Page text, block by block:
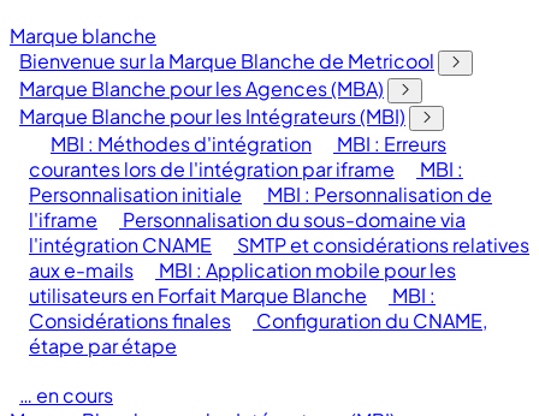
Marque blanche
Bienvenue sur la Marque Blanche de Metricool
Marque Blanche pour les Agences (MBA)
Marque Blanche pour les Intégrateurs (MBI)
MBI : Méthodes d'intégration
MBI : Erreurs
courantes lors de l'intégration par iframe
MBI :
Personnalisation initiale
MBI : Personnalisation de
l'iframe
Personnalisation du sous-domaine via
l'intégration CNAME
SMTP et considérations relatives
aux e-mails
MBI : Application mobile pour les
utilisateurs en Forfait Marque Blanche
MBI :
Considérations finales
Configuration du CNAME,
étape par étape
… en cours